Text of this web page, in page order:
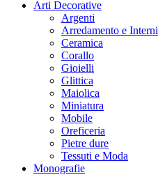
Arti Decorative
Argenti
Arredamento e Interni
Ceramica
Corallo
Gioielli
Glittica
Maiolica
Miniatura
Mobile
Oreficeria
Pietre dure
Tessuti e Moda
Monografie